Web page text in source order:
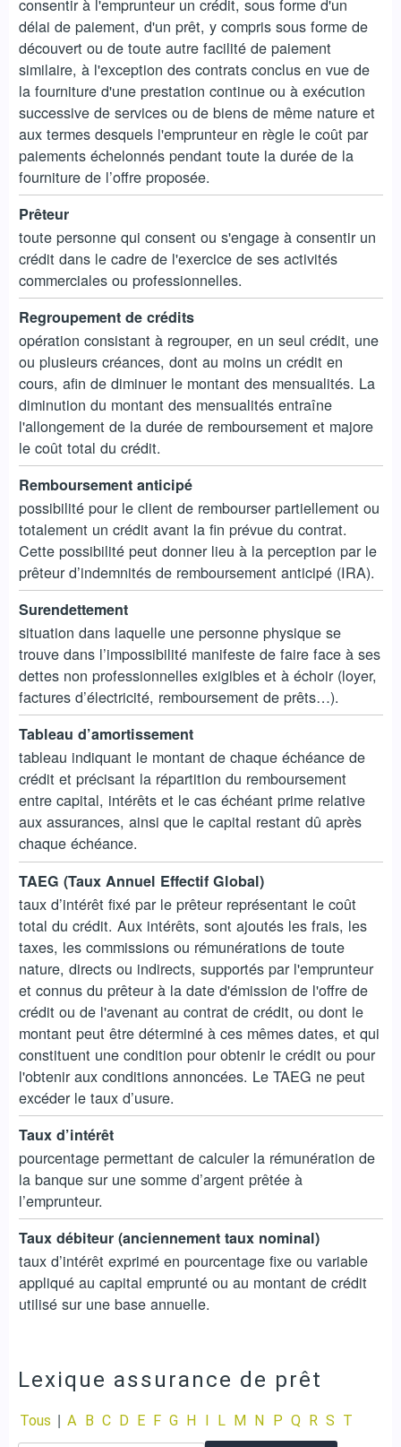
délai de paiement, d'un prêt, y compris sous forme de
découvert ou de toute autre facilité de paiement
similaire, à l'exception des contrats conclus en vue de
la fourniture d'une prestation continue ou à exécution
successive de services ou de biens de même nature et
aux termes desquels l'emprunteur en règle le coût par
paiements échelonnés pendant toute la durée de la
fourniture de l’offre proposée.
Prêteur
toute personne qui consent ou s'engage à consentir un
crédit dans le cadre de l'exercice de ses activités
commerciales ou professionnelles.
Regroupement de crédits
opération consistant à regrouper, en un seul crédit, une
ou plusieurs créances, dont au moins un crédit en
cours, afin de diminuer le montant des mensualités. La
diminution du montant des mensualités entraîne
l'allongement de la durée de remboursement et majore
le coût total du crédit.
Remboursement anticipé
possibilité pour le client de rembourser partiellement ou
totalement un crédit avant la fin prévue du contrat.
Cette possibilité peut donner lieu à la perception par le
prêteur d’indemnités de remboursement anticipé (IRA).
Surendettement
situation dans laquelle une personne physique se
trouve dans l’impossibilité manifeste de faire face à ses
dettes non professionnelles exigibles et à échoir (loyer,
factures d’électricité, remboursement de prêts…).
Tableau d’amortissement
tableau indiquant le montant de chaque échéance de
crédit et précisant la répartition du remboursement
entre capital, intérêts et le cas échéant prime relative
aux assurances, ainsi que le capital restant dû après
chaque échéance.
TAEG (Taux Annuel Effectif Global)
taux d’intérêt fixé par le prêteur représentant le coût
total du crédit. Aux intérêts, sont ajoutés les frais, les
taxes, les commissions ou rémunérations de toute
nature, directs ou indirects, supportés par l'emprunteur
et connus du prêteur à la date d'émission de l'offre de
crédit ou de l'avenant au contrat de crédit, ou dont le
montant peut être déterminé à ces mêmes dates, et qui
constituent une condition pour obtenir le crédit ou pour
l'obtenir aux conditions annoncées. Le TAEG ne peut
excéder le taux d’usure.
Taux d’intérêt
pourcentage permettant de calculer la rémunération de
la banque sur une somme d’argent prêtée à
l’emprunteur.
Taux débiteur (anciennement taux nominal)
taux d’intérêt exprimé en pourcentage fixe ou variable
appliqué au capital emprunté ou au montant de crédit
utilisé sur une base annuelle.
Lexique assurance de prêt
Tous | A B C D E F G H I L M N P Q R S T